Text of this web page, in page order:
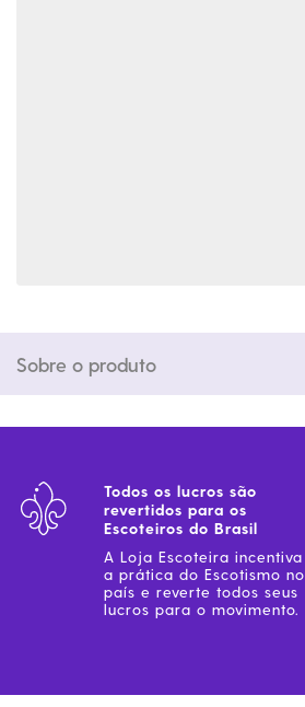
Sobre o produto
Todos os lucros são
revertidos para os
Escoteiros do Brasil
A Loja Escoteira incentiva
a prática do Escotismo no
país e reverte todos seus
lucros para o movimento.